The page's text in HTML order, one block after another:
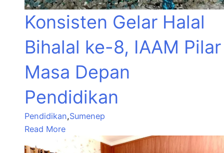
Konsisten Gelar Halal
Bihalal ke-8, IAAM Pilar
Masa Depan
Pendidikan
Pendidikan,Sumenep
Read More